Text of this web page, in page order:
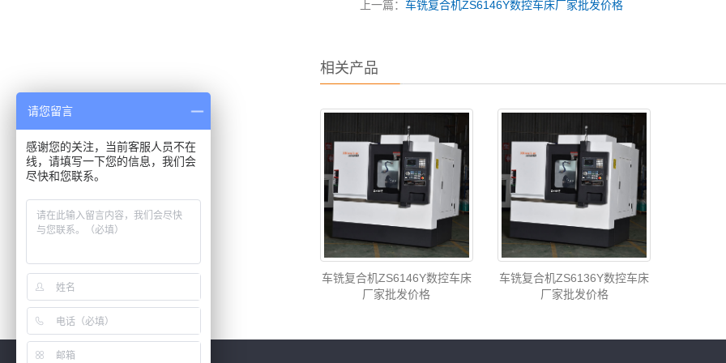
上一篇： 车铣复合机ZS6146Y数控车床厂家批发价格
相关产品
车铣复合机ZS6146Y数控车床
厂家批发价格
车铣复合机ZS6136Y数控车床
厂家批发价格
请您留言
感谢您的关注，当前客服人员不在
线，请填写一下您的信息，我们会
尽快和您联系。